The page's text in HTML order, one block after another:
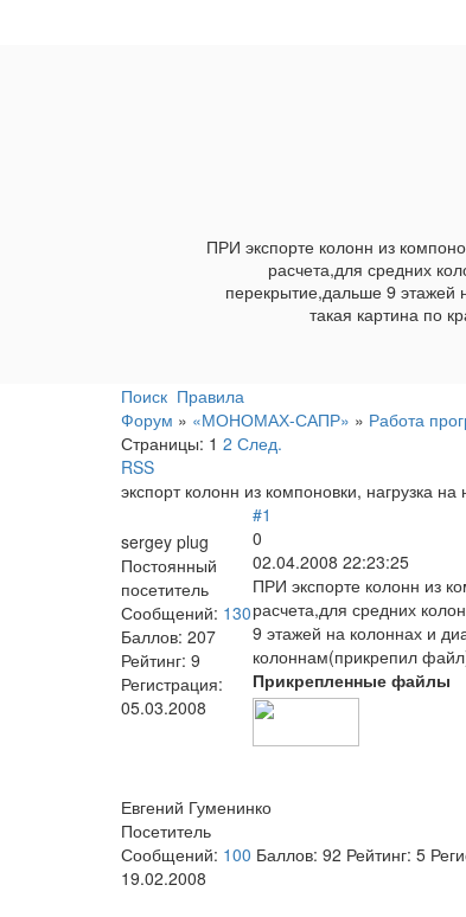
ПРИ экспорте колонн из
расчета,для средних
перекрытие,дальше 9 этажей
такая картина по
Поиск Правила
Форум » «МОНОМАХ-САПР» » Работа
Страницы: 1 2 След.
RSS
экспорт колонн из компоновки, нагрузка
sergey plug
Постоянный
посетитель
Сообщений: 130
Баллов: 207
Рейтинг: 9
Регистрация:
05.03.2008
#1
0
02.04.2008 22:23:25
ПРИ экспорте колонн из
расчета,для средних
9 этажей на колоннах и
колоннам(прикрепил
Прикрепленные файлы
Евгений Гуменинко
Посетитель
Сообщений: 100 Баллов: 92 Рейтинг: 5
19.02.2008